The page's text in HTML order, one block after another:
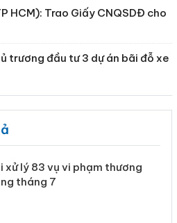
HCM): Trao Giấy CNQSDĐ cho
trương đầu tư 3 dự án bãi đỗ xe
xử lý 83 vụ vi phạm thương
tháng 7